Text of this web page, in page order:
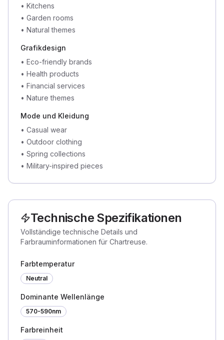
• Kitchens
• Garden rooms
• Natural themes
Grafikdesign
• Eco-friendly brands
• Health products
• Financial services
• Nature themes
Mode und Kleidung
• Casual wear
• Outdoor clothing
• Spring collections
• Military-inspired pieces
Technische Spezifikationen
Vollständige technische Details und
Farbrauminformationen für Chartreuse.
Farbtemperatur
Neutral
Dominante Wellenlänge
570-590nm
Farbreinheit